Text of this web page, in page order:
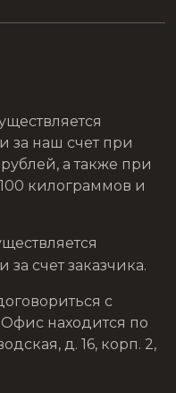
за наш счет при
а также при
килограммов и
счет заказчика.
с
находится по
д. 16, корп. 2,